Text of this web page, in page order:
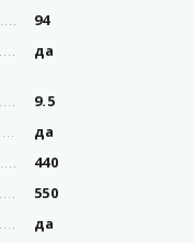
94
да
9.5
да
440
550
да